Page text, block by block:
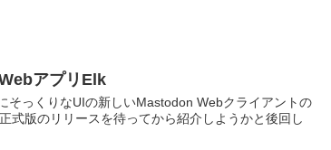
アプリElk
そっくりなUIの新しいMastodon Webクライアントの
式版のリリースを待ってから紹介しようかと後回し